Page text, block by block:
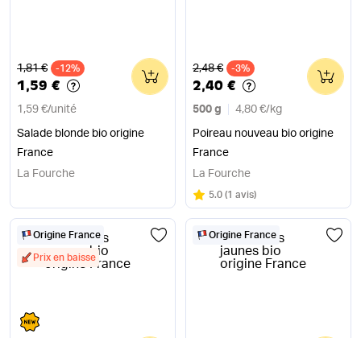
Ancien prix
1,81 € -12%
1,59 €
1,59 €/unité
Salade blonde bio origine
France
0
La Fourche
Ancien prix
2,48 € -3%
2,40 €
500 g 4,80 €/ kg
Poireau nouveau bio origine
France
0
La Fourche
Note
5.0 sur 5
(1 avis)
Origine France
Prix en baisse
Origine France